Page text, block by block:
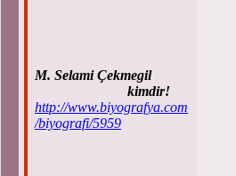
M. Selami Çekmegil
kimdir!
http://www.biyografya.com
/biyografi/5959